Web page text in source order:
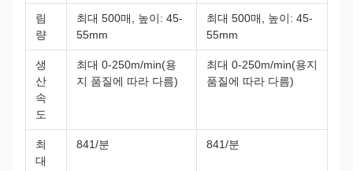
림
량
최대 500매, 높이: 45-
55mm
최대 500매, 높이: 45-
55mm
생
산
속
도
최대 0-250m/min(용
지 품질에 따라 다름)
최대 0-250m/min(용지
품질에 따라 다름)
최
대
841/분 841/분